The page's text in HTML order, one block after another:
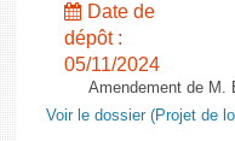
Date de
dépôt :
05/11/2024
Amendement de M.
Voir le dossier (Projet de